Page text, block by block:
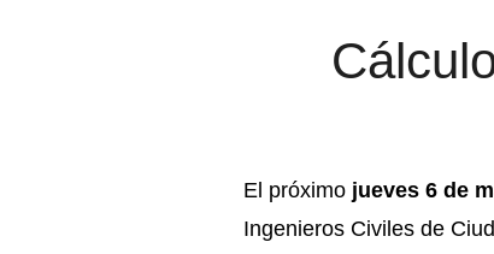
El próximo jueves 6 de
Ingenieros Civiles de